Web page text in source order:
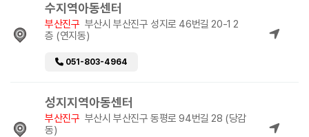
수지역아동센터
부산진구 부산시 부산진구 성지로 46번길 20-1 2
층 (연지동)
051-803-4964
성지지역아동센터
부산진구 부산시 부산진구 동평로 94번길 28 (당감
동)